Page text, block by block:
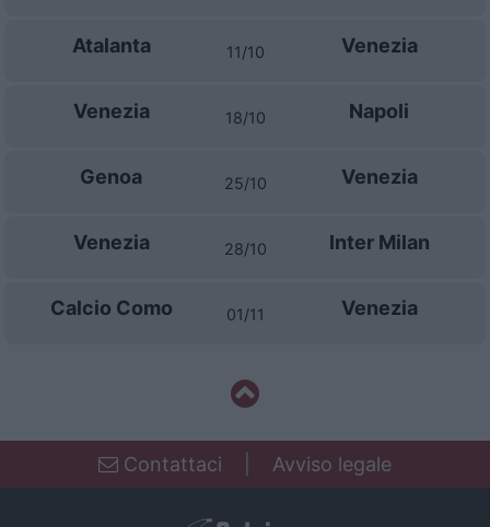
Atalanta 11/10 Venezia
Venezia 18/10 Napoli
Genoa 25/10 Venezia
Venezia 28/10 Inter Milan
Calcio Como 01/11 Venezia
Contattaci Avviso legale